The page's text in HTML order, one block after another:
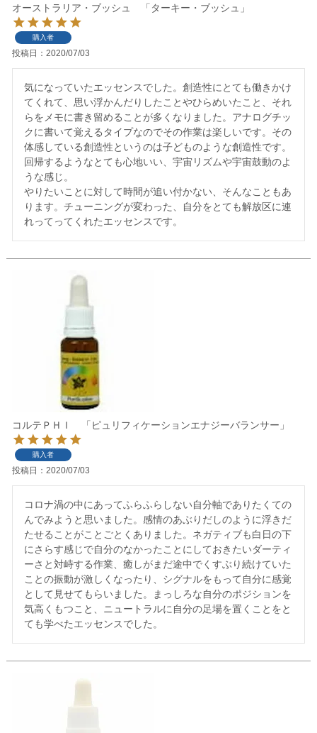
オーストラリア・ブッシュ 「ターキー・ブッシュ」
購入者
投稿日 2020/07/03
気になっていたエッセンスでした。創造性にとても働きかけ
てくれて、思い浮かんだりしたことやひらめいたこと、それ
らをメモに書き留めることが多くなりました。アナログチッ
クに書いて覚えるタイプなのでその作業は楽しいです。その
体感している創造性というのは子どものような創造性です。
回帰するようなとても心地いい、宇宙リズムや宇宙鼓動のよ
うな感じ。
やりたいことに対して時間が追い付かない、そんなこともあ
ります。チューニングが変わった、自分をとても解放区に連
れってってくれたエッセンスです。
コルテＰＨＩ 「ピュリフィケーションエナジーバランサー」
購入者
投稿日 2020/07/03
コロナ渦の中にあってふらふらしない自分軸でありたくての
んでみようと思いました。感情のあぶりだしのように浮きだ
たせることがことごとくありました。ネガティブも白日の下
にさらす感じで自分のなかったことにしておきたいダーティ
ーさと対峙する作業、癒しがまだ途中でくすぶり続けていた
ことの振動が激しくなったり、シグナルをもって自分に感覚
として見せてもらいました。まっしろな自分のポジションを
気高くもつこと、ニュートラルに自分の足場を置くことをと
ても学べたエッセンスでした。